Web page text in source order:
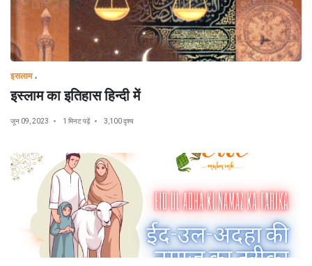
इसलाम
इस्लाम का इतिहास हिन्दी में
जून 09, 2023 1 मिनट पढ़ें 3,100 दृश्य